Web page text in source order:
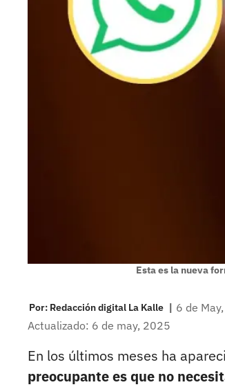
Esta es la nueva
Por: Redacción digital La Kalle | 6 de
Actualizado: 6 de may, 2025
En los últimos meses ha
preocupante es que no